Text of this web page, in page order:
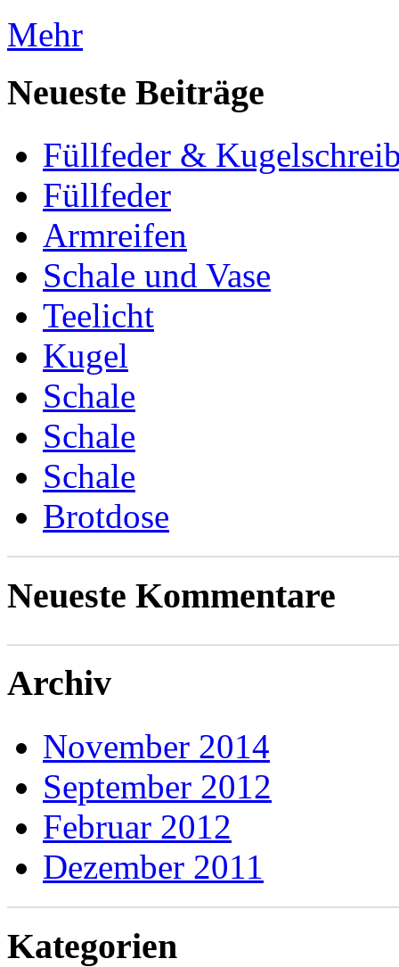
Mehr
Neueste Beiträge
Füllfeder &
Füllfeder
Armreifen
Schale und Vase
Teelicht
Kugel
Schale
Schale
Schale
Brotdose
Neueste Kommentare
Archiv
November 2014
September 2012
Februar 2012
Dezember 2011
Kategorien